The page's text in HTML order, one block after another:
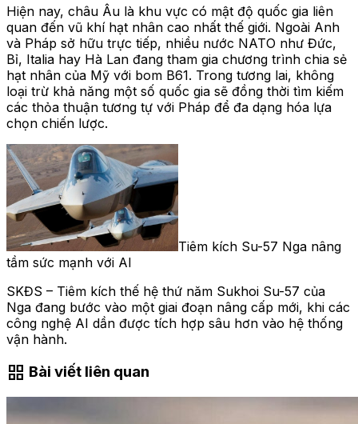
Hiện nay, châu Âu là khu vực có mật độ quốc gia liên
quan đến vũ khí hạt nhân cao nhất thế giới. Ngoài Anh
và Pháp sở hữu trực tiếp, nhiều nước NATO như Đức,
Bỉ, Italia hay Hà Lan đang tham gia chương trình chia sẻ
hạt nhân của Mỹ với bom B61. Trong tương lai, không
loại trừ khả năng một số quốc gia sẽ đồng thời tìm kiếm
các thỏa thuận tương tự với Pháp để đa dạng hóa lựa
chọn chiến lược.
Tiêm kích Su-57 Nga nâng
tầm sức mạnh với AI
SKĐS – Tiêm kích thế hệ thứ năm Sukhoi Su-57 của
Nga đang bước vào một giai đoạn nâng cấp mới, khi các
công nghệ AI dần được tích hợp sâu hơn vào hệ thống
vận hành.
grid_view Bài viết liên quan